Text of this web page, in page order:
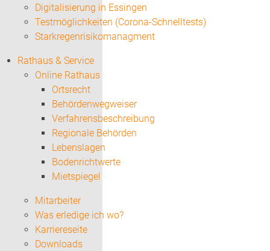
Digitalisierung in Essingen
Testmöglichkeiten (Corona-Schnelltests)
Starkregenrisikomanagment
Rathaus & Service
Online Rathaus
Ortsrecht
Behördenwegweiser
Verfahrensbeschreibung
Regionale Behörden
Lebenslagen
Bodenrichtwerte
Mietspiegel
Mitarbeiter
Was erledige ich wo?
Karriereseite
Downloads